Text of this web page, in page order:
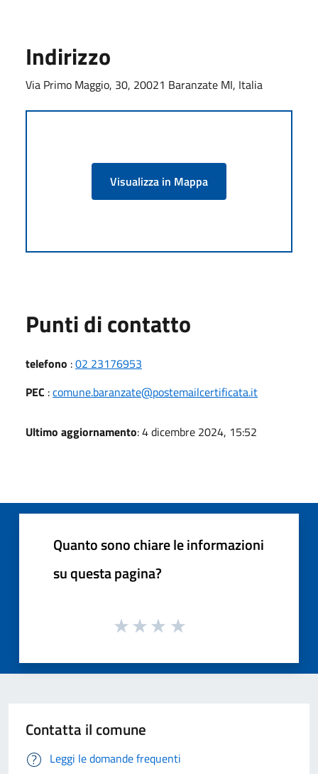
Indirizzo
Via Primo Maggio, 30, 20021 Baranzate MI, Italia
Visualizza in Mappa
Punti di contatto
telefono :02 23176953
PEC :comune.baranzate@postemailcertificata.it
Ultimo aggiornamento: 4 dicembre 2024, 15:52
Quanto sono chiare le informazioni
su questa pagina?
Contatta il comune
Leggi le domande frequenti